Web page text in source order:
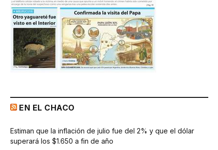
EN EL CHACO
Estiman que la inflación de julio fue del 2% y que el dólar
superará los $1.650 a fin de año